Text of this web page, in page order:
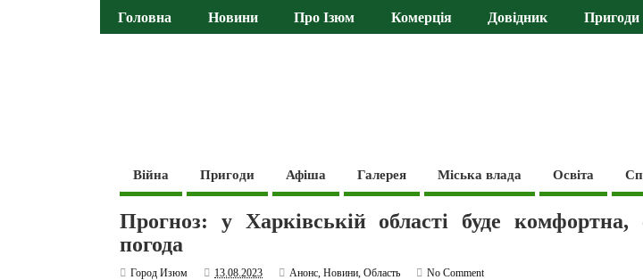
Головна Новини Про Ізюм Комерція Довідник Пригоди
Війна Пригоди Афіша Галерея Міська влада Освіта
Прогноз: у Харківській області буде комфортна,
погода
Город Изюм 13.08.2023 Анонс,Новини,Область
No Comment